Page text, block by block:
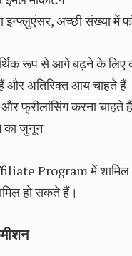
इन्फ्लुएंसर, अच्छी संख्या में
रूप से आगे बढ़ने के लिए
और अतिरिक्त आय चाहते हैं
और फ्रीलांसिंग करना चाहते हैं
का जुनून
Program में
हो सकते हैं।